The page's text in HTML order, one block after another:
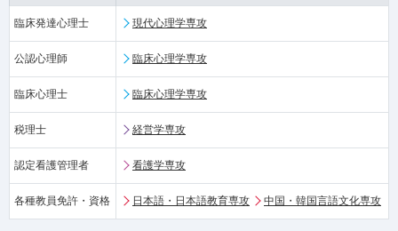
臨床発達心理士 現代心理学専攻
公認心理師 臨床心理学専攻
臨床心理士 臨床心理学専攻
税理士 経営学専攻
認定看護管理者 看護学専攻
各種教員免許・資格 日本語・日本語教育専攻 中国・韓国言語文化専攻